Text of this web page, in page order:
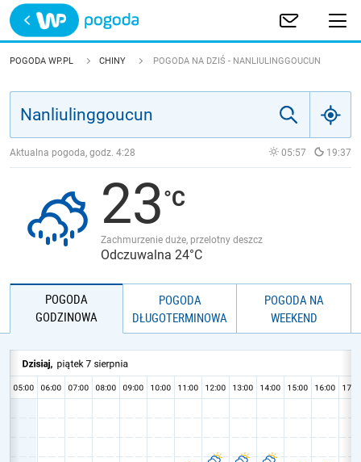
Trwa ładowanie
POLSKA
JAKOŚĆ POWIETRZA
POGODA WP.PL CHINY POGODA NA DZIŚ - NANLIULINGGOUCUN
Aktualna pogoda, godz. 4:28 05:57 19:37
23
Zachmurzenie duże, przelotny deszcz
Odczuwalna 24°C
POGODA
GODZINOWA
POGODA
DŁUGOTERMINOWA
POGODA NA
WEEKEND